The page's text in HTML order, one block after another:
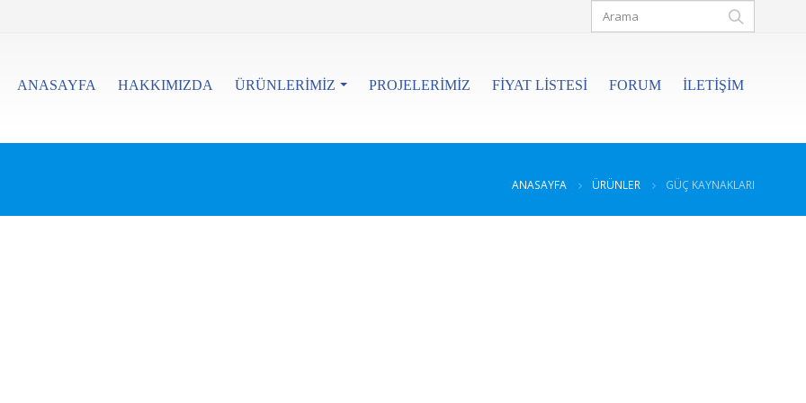
ANASAYFA HAKKIMIZDA ÜRÜNLERIMIZ PROJELERIMIZ FIYAT LISTESI FORUM İLETIŞIM
ANASAYFA ÜRÜNLER GÜÇ KAYNAKLARI